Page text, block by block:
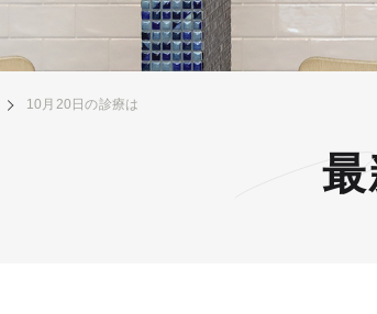
10月20日の診療は
最